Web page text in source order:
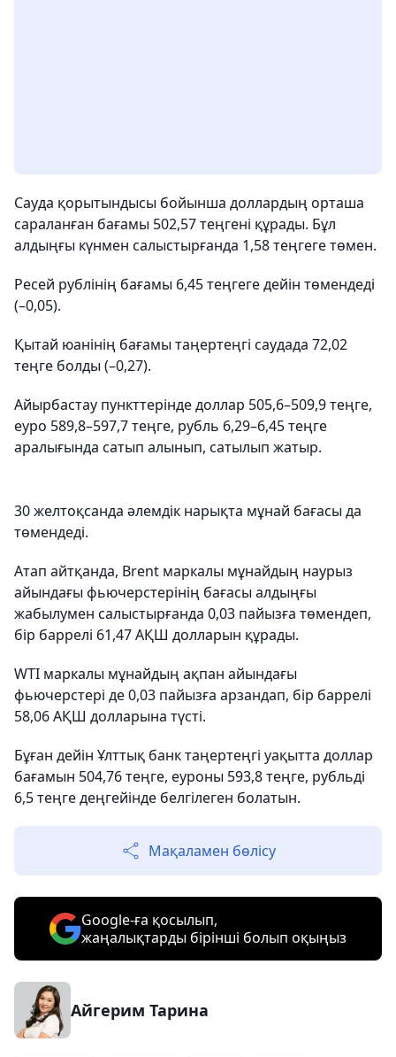
Сауда қорытындысы бойынша доллардың орташа
сараланған бағамы 502,57 теңгені құрады. Бұл
алдыңғы күнмен салыстырғанда 1,58 теңгеге төмен.
Ресей рублінің бағамы 6,45 теңгеге дейін төмендеді
(–0,05).
Қытай юанінің бағамы таңертеңгі саудада 72,02
теңге болды (–0,27).
Айырбастау пункттерінде доллар 505,6–509,9 теңге,
еуро 589,8–597,7 теңге, рубль 6,29–6,45 теңге
аралығында сатып алынып, сатылып жатыр.
30 желтоқсанда әлемдік нарықта мұнай бағасы да
төмендеді.
Атап айтқанда, Brent маркалы мұнайдың наурыз
айындағы фьючерстерінің бағасы алдыңғы
жабылумен салыстырғанда 0,03 пайызға төмендеп,
бір баррелі 61,47 АҚШ долларын құрады.
WTI маркалы мұнайдың ақпан айындағы
фьючерстері де 0,03 пайызға арзандап, бір баррелі
58,06 АҚШ долларына түсті.
Бұған дейін Ұлттық банк таңертеңгі уақытта доллар
бағамын 504,76 теңге, еуроны 593,8 теңге, рубльді
6,5 теңге деңгейінде белгілеген болатын.
Мақаламен бөлісу
Google-ға қосылып,
жаңалықтарды бірінші болып оқыңыз
Айгерим Тарина